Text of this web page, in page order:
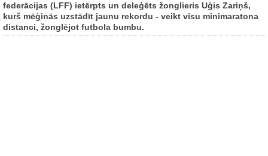
federācijas (LFF) ietērpts un deleģēts žonglieris Uģis Zariņš,
kurš mēģinās uzstādīt jaunu rekordu - veikt visu minimaratona
distanci, žonglējot futbola bumbu.